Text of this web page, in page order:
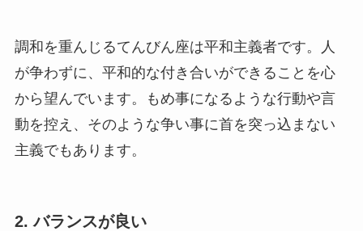
調和を重んじるてんびん座は平和主義者です。人
が争わずに、平和的な付き合いができることを心
から望んでいます。もめ事になるような行動や言
動を控え、そのような争い事に首を突っ込まない
主義でもあります。
2. バランスが良い